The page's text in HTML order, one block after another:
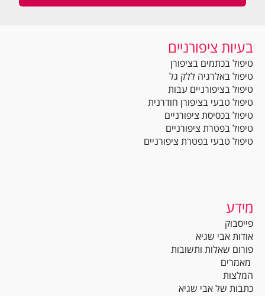
בעיות ציפורניים
טיפול בכתמים בציפורן
טיפול באלרגיה ללק גל
טיפול בציפורניים עבות
טיפול טבעי בציפורן חודרנית
טיפול בכסיסת ציפורניים
טיפול בפטרת ציפורניים
טיפול טבעי בפטרת ציפורניים
מידע
פייסבוק
אודות אבי שגיא
פורום שאלות ותשובות
מאמרים
המלצות
כתבות של אבי שגיא